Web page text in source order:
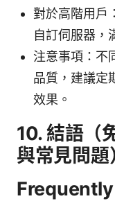
對於高階用户
自訂伺服器，
注意事項：不
品質，建議定
效果。
10. 結語（
與常見問題